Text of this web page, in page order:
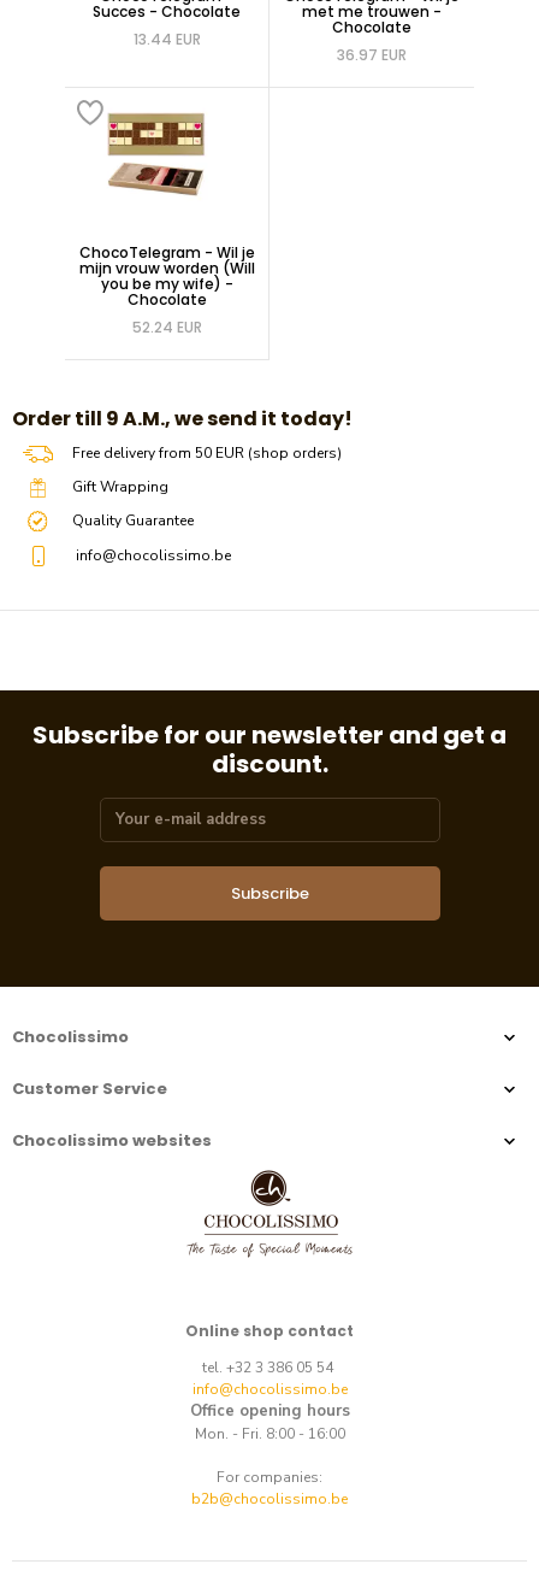
Succes - Chocolate
13.44 EUR
met me trouwen -
Chocolate
36.97 EUR
ChocoTelegram - Wil je
mijn vrouw worden (Will
you be my wife) -
Chocolate
52.24 EUR
​​Order till 9 A.M., we send it today!
Free delivery from 50 EUR (shop orders)
Gift Wrapping
Quality Guarantee
info@chocolissimo.be
Subscribe for our newsletter and get a
discount.
Subscribe
Chocolissimo
Customer Service
Chocolissimo websites
Online shop contact
tel. +32 3 386 05 54
info@chocolissimo.be
Office opening hours
Mon. - Fri. 8:00 - 16:00
For companies:
b2b@chocolissimo.be